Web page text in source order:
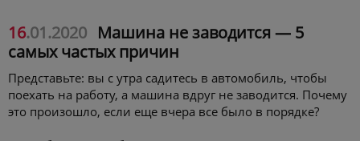
16.01.2020 Машина не заводится — 5
самых частых причин
Представьте: вы с утра садитесь в автомобиль, чтобы
поехать на работу, а машина вдруг не заводится. Почему
это произошло, если еще вчера все было в порядке?